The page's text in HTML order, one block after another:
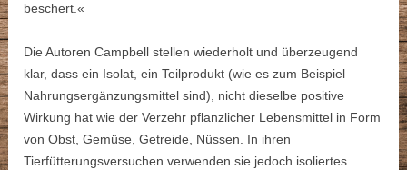
beschert.«
Die Autoren Campbell stellen wiederholt und überzeugend
klar, dass ein Isolat, ein Teilprodukt (wie es zum Beispiel
Nahrungsergänzungsmittel sind), nicht dieselbe positive
Wirkung hat wie der Verzehr pflanzlicher Lebensmittel in Form
von Obst, Gemüse, Getreide, Nüssen. In ihren
Tierfütterungsversuchen verwenden sie jedoch isoliertes